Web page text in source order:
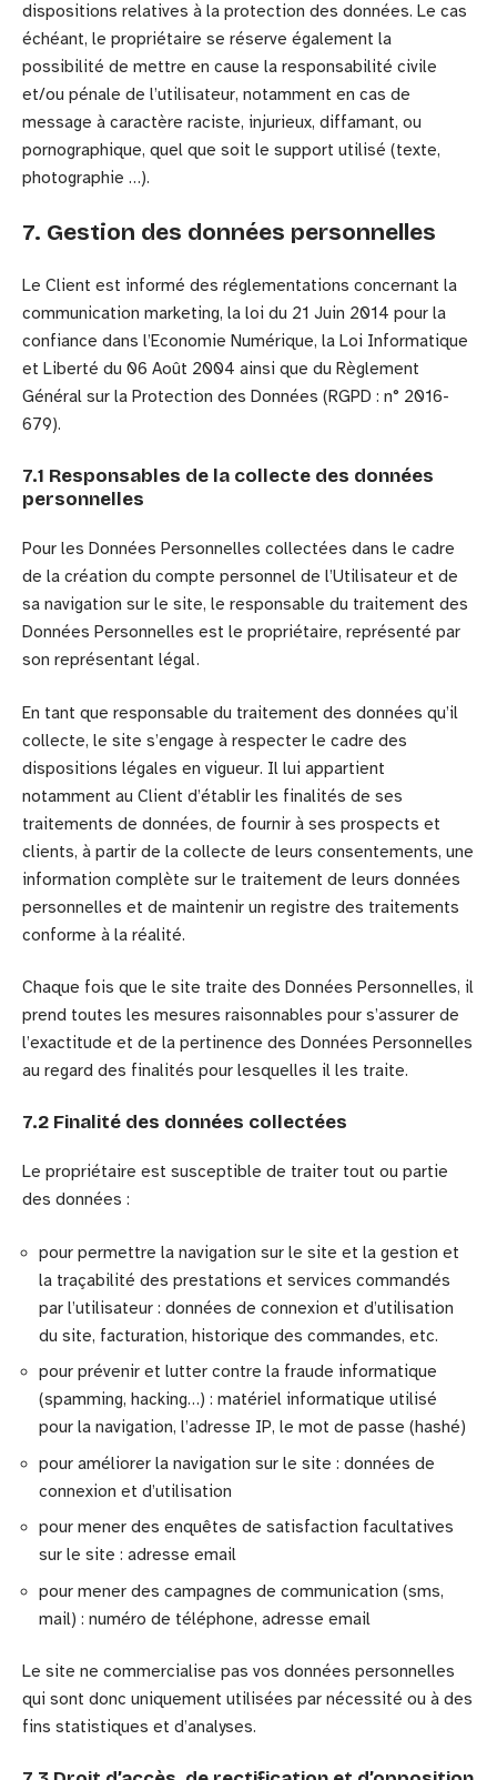
dispositions relatives à la protection des données. Le cas
échéant, le propriétaire se réserve également la
possibilité de mettre en cause la responsabilité civile
et/ou pénale de l’utilisateur, notamment en cas de
message à caractère raciste, injurieux, diffamant, ou
pornographique, quel que soit le support utilisé (texte,
photographie …).
7. Gestion des données personnelles
Le Client est informé des réglementations concernant la
communication marketing, la loi du 21 Juin 2014 pour la
confiance dans l’Economie Numérique, la Loi Informatique
et Liberté du 06 Août 2004 ainsi que du Règlement
Général sur la Protection des Données (RGPD : n° 2016-
679).
7.1 Responsables de la collecte des données
personnelles
Pour les Données Personnelles collectées dans le cadre
de la création du compte personnel de l’Utilisateur et de
sa navigation sur le site, le responsable du traitement des
Données Personnelles est le propriétaire, représenté par
son représentant légal.
En tant que responsable du traitement des données qu’il
collecte, le site s’engage à respecter le cadre des
dispositions légales en vigueur. Il lui appartient
notamment au Client d’établir les finalités de ses
traitements de données, de fournir à ses prospects et
clients, à partir de la collecte de leurs consentements, une
information complète sur le traitement de leurs données
personnelles et de maintenir un registre des traitements
conforme à la réalité.
Chaque fois que le site traite des Données Personnelles, il
prend toutes les mesures raisonnables pour s’assurer de
l’exactitude et de la pertinence des Données Personnelles
au regard des finalités pour lesquelles il les traite.
7.2 Finalité des données collectées
Le propriétaire est susceptible de traiter tout ou partie
des données :
pour permettre la navigation sur le site et la gestion et
la traçabilité des prestations et services commandés
par l’utilisateur : données de connexion et d’utilisation
du site, facturation, historique des commandes, etc.
pour prévenir et lutter contre la fraude informatique
(spamming, hacking…) : matériel informatique utilisé
pour la navigation, l’adresse IP, le mot de passe (hashé)
pour améliorer la navigation sur le site : données de
connexion et d’utilisation
pour mener des enquêtes de satisfaction facultatives
sur le site : adresse email
pour mener des campagnes de communication (sms,
mail) : numéro de téléphone, adresse email
Le site ne commercialise pas vos données personnelles
qui sont donc uniquement utilisées par nécessité ou à des
fins statistiques et d’analyses.